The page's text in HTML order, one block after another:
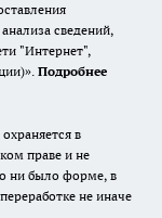
сведений,
"Интернет",
Подробнее
в
праве и не
ни было форме, в
не иначе